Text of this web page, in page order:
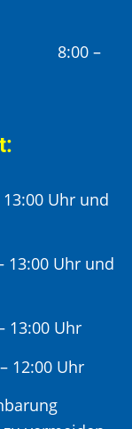
8:00 –
13:00 Uhr und
Uhr und
Uhr
12:00 Uhr